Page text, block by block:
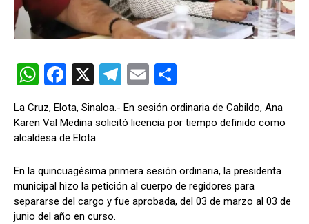
W
at
s
A
p
p
F
ce
b
o
o
k
X
T
el
e
a
m
E
m
ail
o
m
ar
tir
La Cruz, Elota, Sinaloa.- En sesión ordinaria de Cabildo, Ana
Karen Val Medina solicitó licencia por tiempo definido como
alcaldesa de Elota.
En la quincuagésima primera sesión ordinaria, la presidenta
municipal hizo la petición al cuerpo de regidores para
separarse del cargo y fue aprobada, del 03 de marzo al 03 de
junio del año en curso.